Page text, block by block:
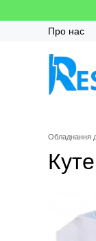
Про нас
Обладнання